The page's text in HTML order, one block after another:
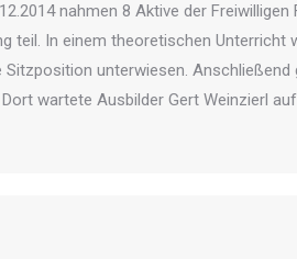
nahmen 8 Aktive der
teil. In einem theoretischen Unterricht
Sitzposition unterwiesen.
wartete Ausbilder Gert Weinzierl